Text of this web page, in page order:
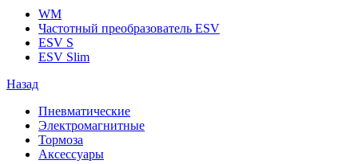
WM
Частотный преобразователь ESV
ESV S
ESV Slim
Назад
Пневматические
Электромагнитные
Тормоза
Аксессуары